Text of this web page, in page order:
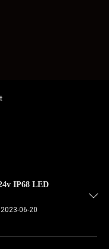
IP68 LED
2023-06-20